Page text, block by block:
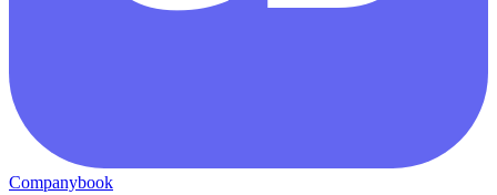
Companybook